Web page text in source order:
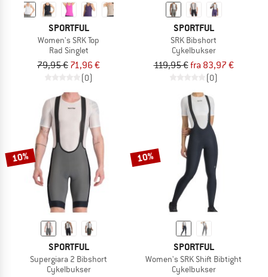
SPORTFUL
Women's SRK Top
Rad Singlet
79,95 € 71,96 €
(0)
SPORTFUL
SRK Bibshort
Cykelbukser
119,95 €fra 83,97 €
(0)
10%
SPORTFUL
Supergiara 2 Bibshort
Cykelbukser
10%
SPORTFUL
Women's SRK Shift Bibtight
Cykelbukser